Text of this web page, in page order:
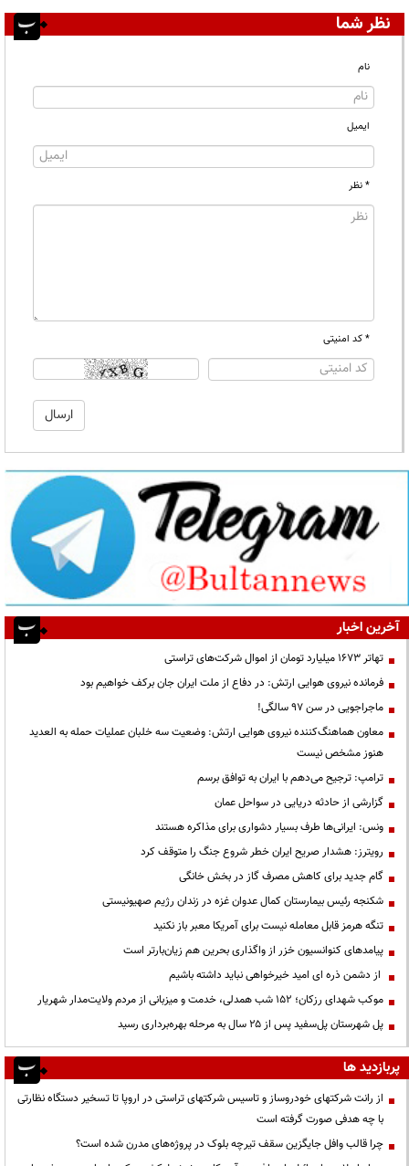
نظر شما
نام
ایمیل
* نظر
* کد امنیتی
آخرین اخبار
تهاتر ۱۶۷۳ میلیارد تومان از اموال شرکت‌های تراستی
فرمانده نیروی هوایی ارتش: در دفاع از ملت ایران جان برکف خواهیم بود
ماجراجویی در سن ۹۷ سالگی!
معاون هماهنگ‌کننده نیروی هوایی ارتش: وضعیت سه خلبان عملیات حمله به العدید
هنوز مشخص نیست
ترامپ: ترجیح می‌دهم با ایران به توافق برسم
گزارشی از حادثه دریایی در سواحل عمان
ونس: ایرانی‌ها طرف بسیار دشواری برای مذاکره هستند
رویترز: هشدار صریح ایران خطر شروع جنگ را متوقف کرد
گام جدید برای کاهش مصرف گاز در بخش خانگی
شکنجه رئیس بیمارستان کمال عدوان غزه در زندان رژیم صهیونیستی
تنگه هرمز قابل معامله نیست برای آمریکا معبر باز نکنید
پیامدهای کنوانسیون خزر از واگذاری بحرین هم زیان‌بارتر است
از دشمن ذره ای امید خیرخواهی نباید داشته باشیم
موکب شهدای رزکان؛ ۱۵۲ شب همدلی، خدمت و میزبانی از مردم ولایت‌مدار شهریار
پل شهرستان پل‌سفید پس از ۲۵ سال به مرحله بهره‌برداری رسید
پربازدید ها
از رانت‌ شرکتهای خودروساز و تاسیس شرکتهای تراستی در اروپا تا تسخیر دستگاه نظارتی
با چه هدفی صورت گرفته است
چرا قالب وافل جایگزین سقف تیرچه بلوک در پروژه‌های مدرن شده است؟